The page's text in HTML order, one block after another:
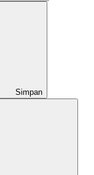
Simpan